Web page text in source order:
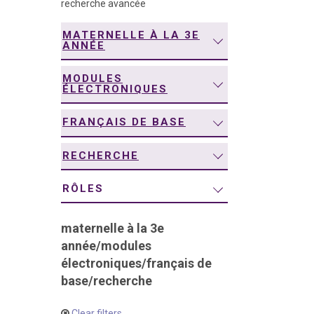
recherche avancée
MATERNELLE À LA 3E
ANNÉE
MODULES
ÉLECTRONIQUES
FRANÇAIS DE BASE
RECHERCHE
RÔLES
maternelle à la 3e
année/modules
électroniques/français de
base/recherche